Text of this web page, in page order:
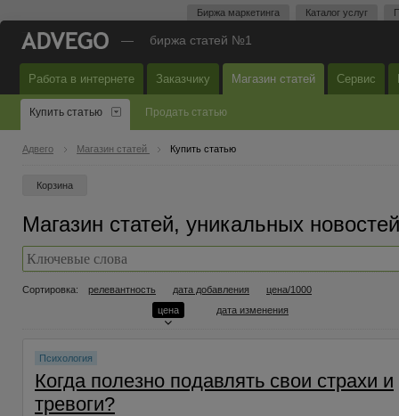
Биржа маркетинга Каталог услуг
— биржа статей №1
Работа в интернете Заказчику Магазин статей Сервис
Купить статью Продать статью
Адвего Магазин статей Купить статью
Корзина
Магазин статей, уникальных
Сортировка: релевантность
дата добавления
цена
цена/1000
дата изменения
Психология
Когда полезно подавлять свои страхи и
тревоги?